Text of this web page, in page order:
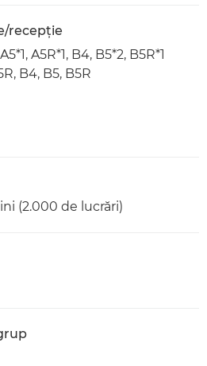
recepție
A5R*1, B4, B5*2, B5R*1
B4, B5, B5R
(2.000 de lucrări)